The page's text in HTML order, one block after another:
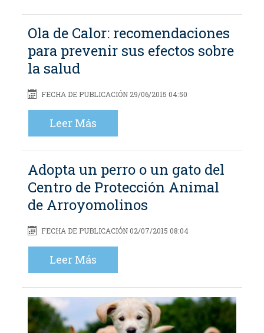
Ola de Calor: recomendaciones
para prevenir sus efectos sobre
la salud
FECHA DE PUBLICACIÓN 29/06/2015 04:50
Leer Más
Adopta un perro o un gato del
Centro de Protección Animal
de Arroyomolinos
FECHA DE PUBLICACIÓN 02/07/2015 08:04
Leer Más